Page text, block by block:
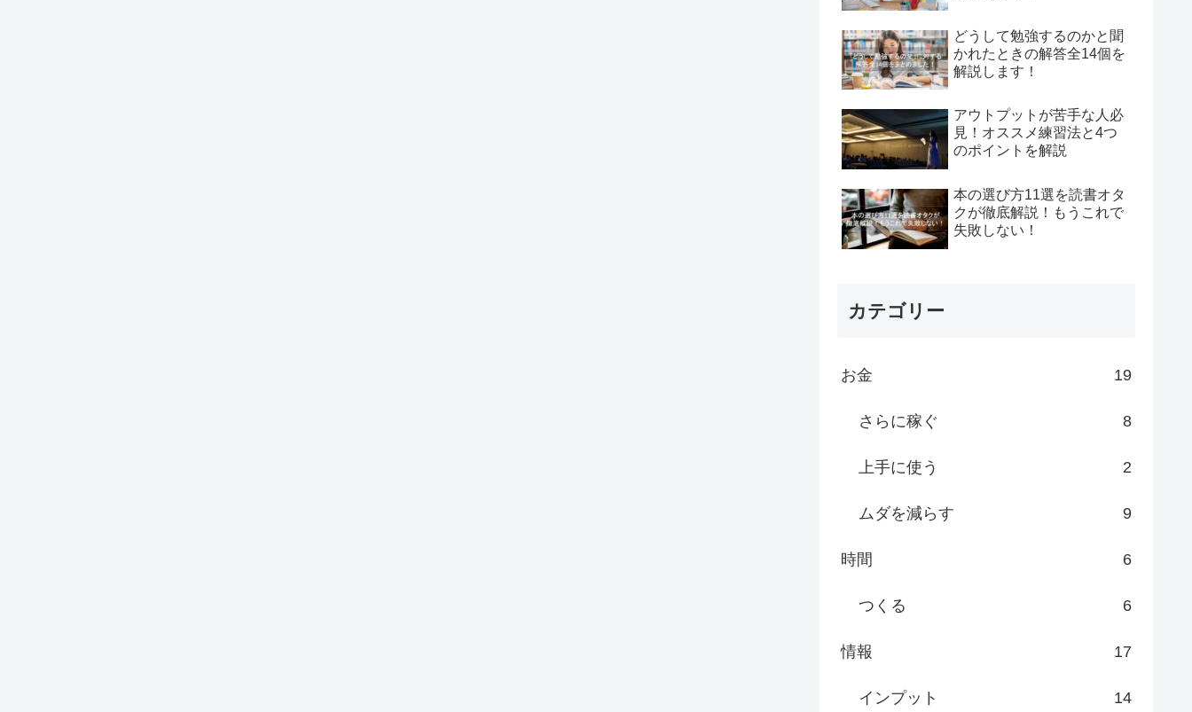
どうして勉強するのかと聞
かれたときの解答全14個を
解説します！
アウトプットが苦手な人必
見！オススメ練習法と4つ
のポイントを解説
本の選び方11選を読書オタ
クが徹底解説！もうこれで
失敗しない！
カテゴリー
お金 19
さらに稼ぐ 8
上手に使う 2
ムダを減らす 9
時間 6
つくる 6
情報 17
インプット 14